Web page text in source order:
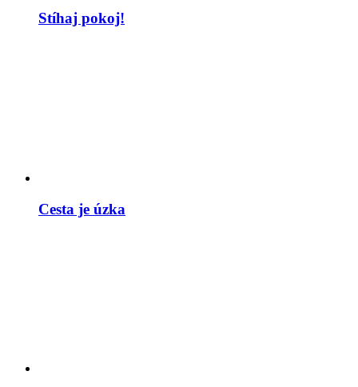
Stíhaj pokoj!
Cesta je úzka